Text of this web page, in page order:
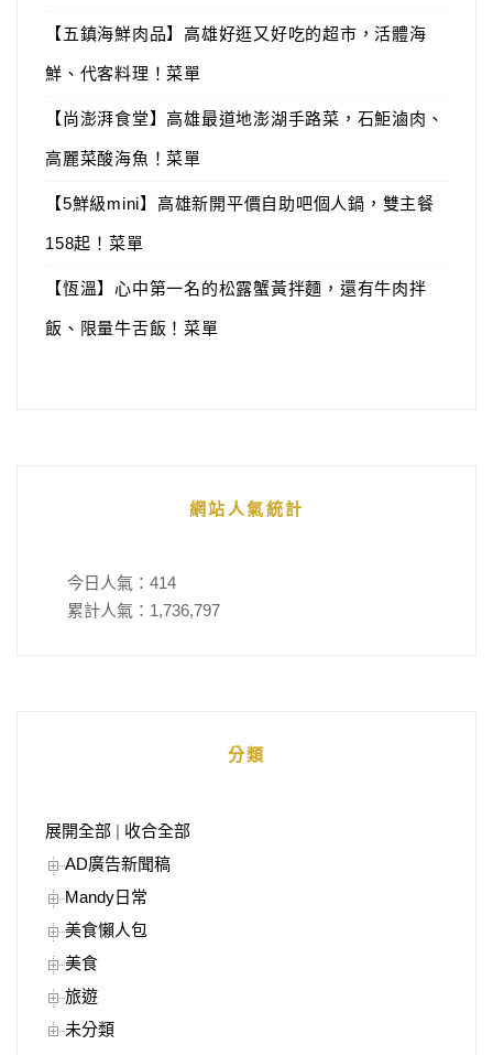
【五鎮海鮮肉品】高雄好逛又好吃的超市，活體海
鮮、代客料理！菜單
【尚澎湃食堂】高雄最道地澎湖手路菜，石鮔滷肉、
高麗菜酸海魚！菜單
【5鮮級mini】高雄新開平價自助吧個人鍋，雙主餐
158起！菜單
【恆溫】心中第一名的松露蟹黃拌麵，還有牛肉拌
飯、限量牛舌飯！菜單
網站人氣統計
今日人氣： 414
累計人氣： 1,736,797
分類
展開全部
收合全部
AD廣告新聞稿
Mandy日常
美食懶人包
美食
旅遊
未分類